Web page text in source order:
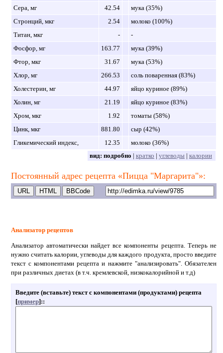
Сера, мг
42.54
мука (35%)
Стронций, мкг
2.54
молоко (100%)
Титан, мкг
-
-
Фосфор, мг
163.77
мука (39%)
Фтор, мкг
31.67
мука (53%)
Хлор, мг
266.53
соль поваренная (83%)
Холестерин, мг
44.97
яйцо куриное (89%)
Холин, мг
21.19
яйцо куриное (83%)
Хром, мкг
1.92
томаты (58%)
Цинк, мкг
881.80
сыр (42%)
Гликемический индекс,
12.35
молоко (36%)
вид: подробно | кратко | углеводы| калории
Постоянный адрес рецепта «Пицца "Маргарита"»:
Анализатор рецептов
Анализатор автоматически найдет все компоненты рецепта. Теперь не
нужно считать калории, углеводы для каждого продукта, просто введите
текст с компонентами рецепта и нажмите "анализировать". Обязателен
при различных диетах (в т.ч. кремлевской, низкокалорийной и т.д)
Введите (вставьте) текст с компонентами (продуктами) рецепта
[пример]::